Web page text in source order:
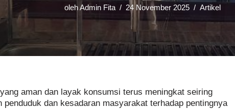
olehAdmin Fita 24 November 2025 Artikel
aman dan layak konsumsi terus meningkat seiring
penduduk dan kesadaran masyarakat terhadap pentingnya